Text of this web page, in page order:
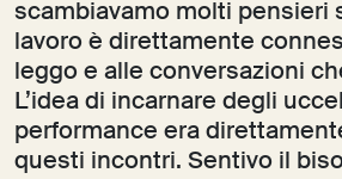
scambiavamo molti pensieri
lavoro è direttamente
leggo e alle conversazioni
L’idea di incarnare degli
performance era
questi incontri. Sentivo il